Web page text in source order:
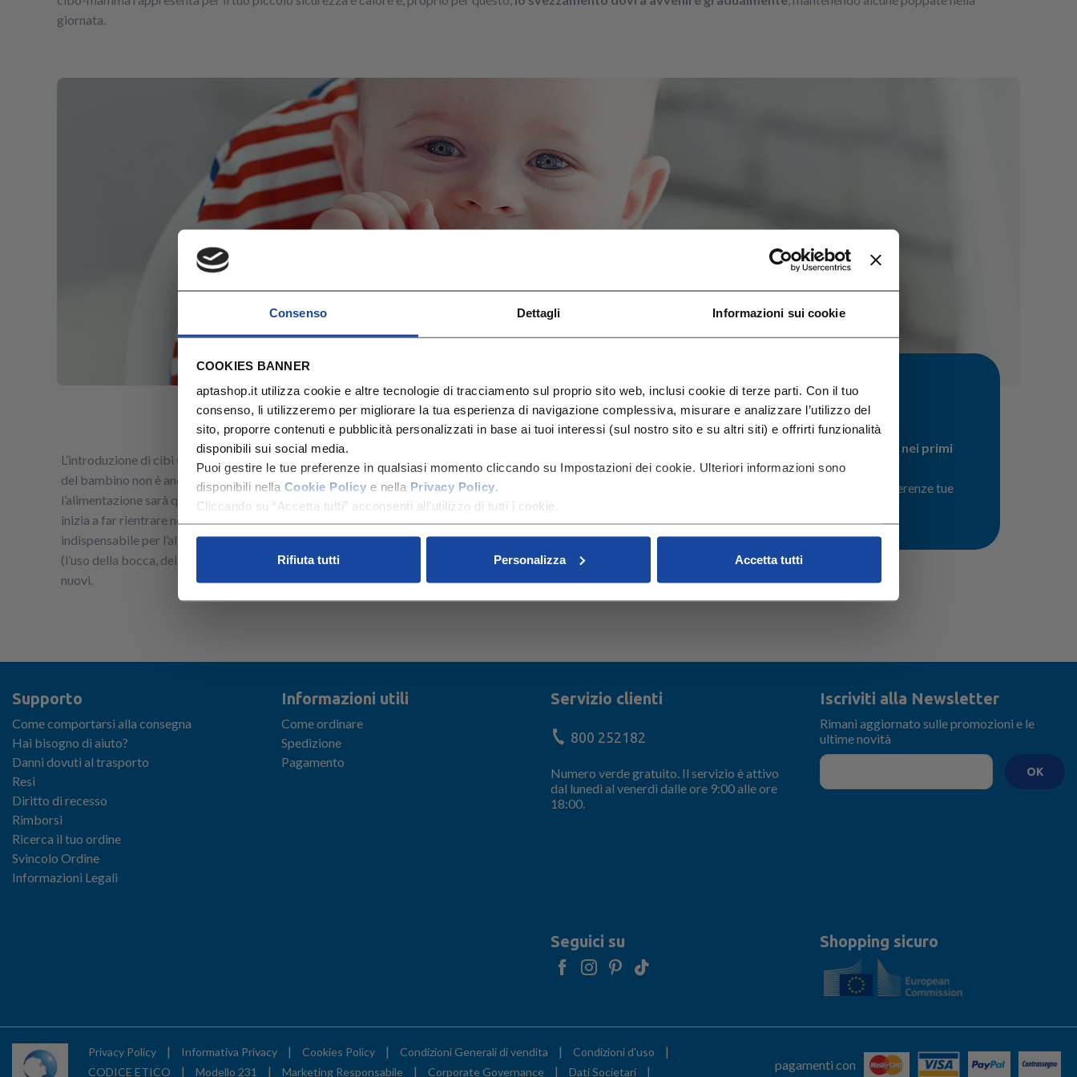
Consenso Dettagli Informazioni sui cookie
COOKIES BANNER
aptashop.it utilizza cookie e altre tecnologie di tracciamento sul proprio sito web, inclusi cookie di terze parti. Con il tuo
consenso, li utilizzeremo per migliorare la tua esperienza di navigazione complessiva, misurare e analizzare l’utilizzo del
sito, proporre contenuti e pubblicità personalizzati in base ai tuoi interessi (sul nostro sito e su altri siti) e offrirti funzionalità
disponibili sui social media.
Puoi gestire le tue preferenze in qualsiasi momento cliccando su Impostazioni dei cookie. Ulteriori informazioni sono
disponibili nella Cookie Policy e nella Privacy Policy.
Cliccando su “Accetta tutti” acconsenti all’utilizzo di tutti i cookie.
Rifiuta tutti Personalizza Accetta tutti
giornata.
L’introduzione di cibi solidi deve essere molto graduale perché l’apparato digestivo
del bambino non è ancora pronto a scomporre gli alimenti. Inizialmente
l’alimentazione sarà quindi molto liquida per poi diventare più densa.
Il consiglio
inizia a far rientrare nei giochi un oggetto come il cucchiaino, strumento
indispensabile per l’alimentazione futura. Il bimbo dovrà esplorare nuove sensazioni
(l’uso della bocca, dei dentini, del palato e del gusto), allenalo ad assaggiare sapori
nuovi.
Lo sapevi che?
L’OMS raccomanda l’allattamento esclusivo al seno nei primi
sei mesi di vita.Puoi proseguire anche durante lo
fino ai due anni ed oltre, in base alle preferenze tue
Iscriviti alla Newsletter
Rimani aggiornato sulle promozioni e le
ultime novità
OK
Supporto
Come comportarsi alla consegna
Hai bisogno di aiuto?
Danni dovuti al trasporto
Resi
Diritto di recesso
Rimborsi
Ricerca il tuo ordine
Svincolo Ordine
Informazioni Legali
Informazioni utili
Come ordinare
Spedizione
Pagamento
Servizio clienti
800 252182
Numero verde gratuito. Il servizio è attivo
dal lunedì al venerdì dalle ore 9:00 alle ore
18:00.
Seguici su Shopping sicuro
pagamenti con
Privacy Policy | Informativa Privacy | Cookies Policy | Condizioni Generali di vendita | Condizioni d'uso |
CODICE ETICO | Modello 231 | Marketing Responsabile | Corporate Governance | Dati Societari |